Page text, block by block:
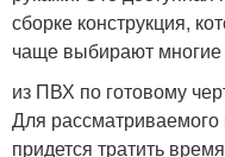
сборке конструкция,
чаще выбирают многие
из ПВХ по готовому
Для рассматриваемого
придется тратить